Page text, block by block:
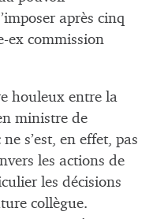
après cinq
ex commission
houleux entre la
ministre de
s’est, en effet, pas
les actions de
les décisions
collègue.